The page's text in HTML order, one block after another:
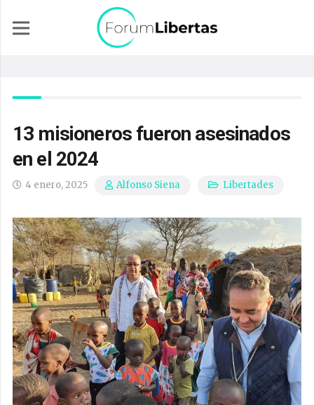
13 misioneros fueron asesinados
en el 2024
4 enero, 2025 Alfonso Siena Libertades